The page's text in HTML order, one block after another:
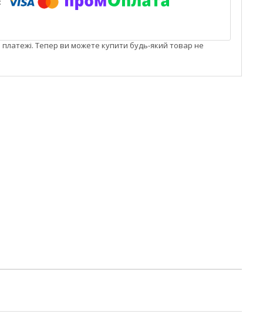
платежі. Тепер ви можете купити будь-який товар не